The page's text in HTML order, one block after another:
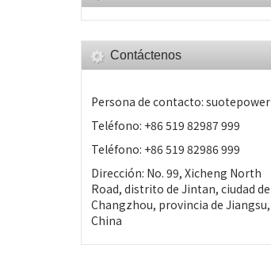
Contáctenos
Persona de contacto: suotepower
Teléfono: +86 519 82987 999
Teléfono: +86 519 82986 999
Dirección: No. 99, Xicheng North
Road, distrito de Jintan, ciudad de
Changzhou, provincia de Jiangsu,
China